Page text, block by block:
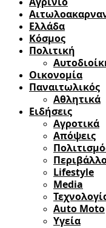
Ελλάδα
Κόσμος
Πολιτική
Οικονομία
Παναιτωλικός
Αθλητικά
Ειδήσεις
Αγροτικά
Απόψεις
Lifestyle
Media
Auto Moto
Υγεία